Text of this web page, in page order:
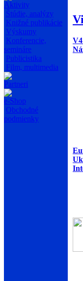
Aktivity
Štúdie, analýzy
Knižné publikácie
Výskumy
Konferencie,
semináre
Publicistika
Film, multimedia
Partneri
e-Shop
Obchodné
podmienky